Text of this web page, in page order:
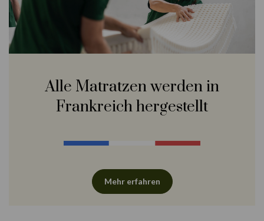
Alle Matratzen werden in
Frankreich hergestellt
Mehr erfahren